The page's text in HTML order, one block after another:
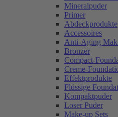
Mineralpuder
Primer
Abdeckprodukte
Accessoires
Anti-Aging
Bronzer
Compact-
Creme-
Effektprodukte
Flüssige
Kompaktpuder
Loser Puder
Make-up Sets